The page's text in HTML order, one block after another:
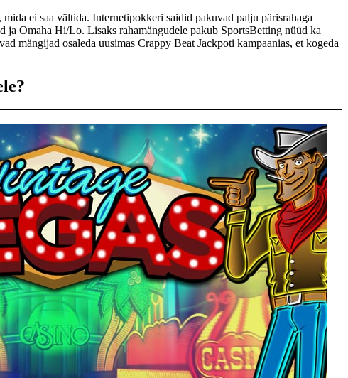
ei saa vältida. Internetipokkeri saidid pakuvad palju pärisrahaga
Omaha Hi/Lo. Lisaks rahamängudele pakub SportsBetting nüüd ka
mängijad osaleda uusimas Crappy Beat Jackpoti kampaanias, et kogeda